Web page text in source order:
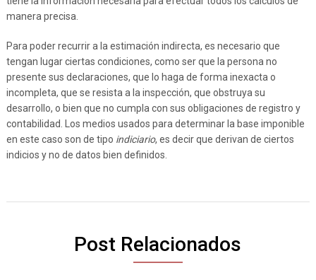
manera precisa.
Para poder recurrir a la estimación indirecta, es necesario que
tengan lugar ciertas condiciones, como ser que la persona no
presente sus declaraciones, que lo haga de forma inexacta o
incompleta, que se resista a la inspección, que obstruya su
desarrollo, o bien que no cumpla con sus obligaciones de registro y
contabilidad. Los medios usados para determinar la base imponible
en este caso son de tipo indiciario, es decir que derivan de ciertos
indicios y no de datos bien definidos.
Post Relacionados